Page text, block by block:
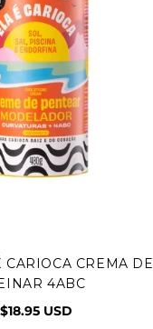
al carrito
CARIOCA CREMA DE
4ABC
$18.95 USD